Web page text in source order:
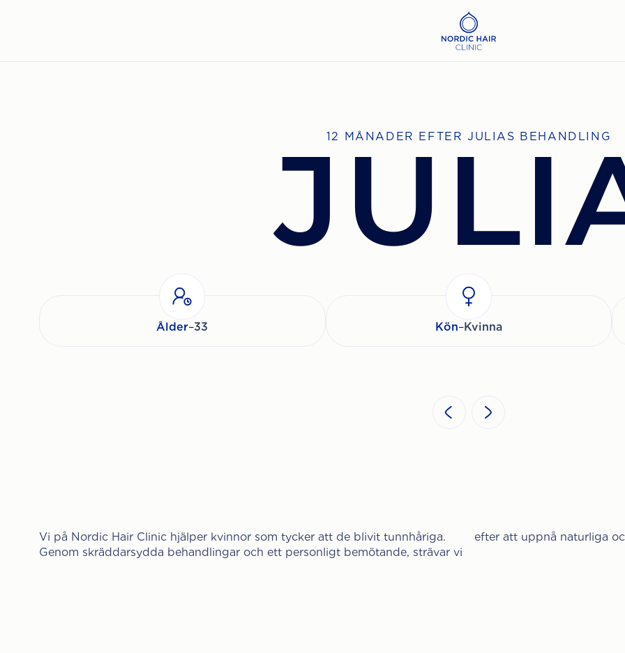
12 MÅNADER EFTER JULIAS BEHANDLING
Ålder–33 Kön–Kvinna
Vi på Nordic Hair Clinic hjälper kvinnor som tycker att de blivit tunnhåriga.
Genom skräddarsydda behandlingar och ett personligt bemötande, strävar vi
efter att uppnå naturliga